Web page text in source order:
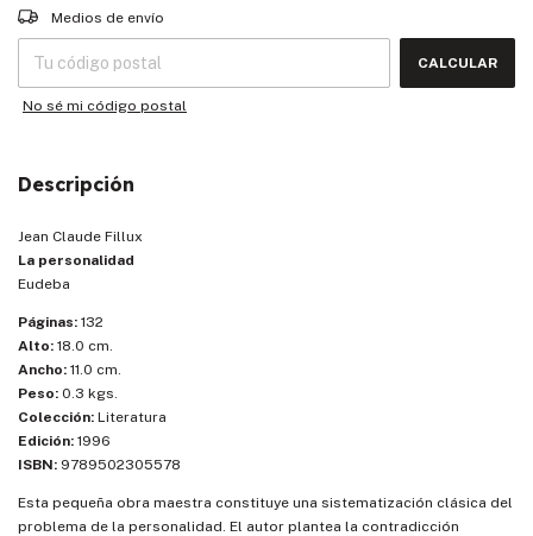
Entregas para el CP:
Medios de envío
CALCULAR
No sé mi código postal
Descripción
Jean Claude Fillux
La personalidad
Eudeba
Páginas: 132
Alto: 18.0 cm.
Ancho: 11.0 cm.
Peso: 0.3 kgs.
Colección: Literatura
Edición: 1996
ISBN: 9789502305578
Esta pequeña obra maestra constituye una sistematización clásica del
problema de la personalidad. El autor plantea la contradicción